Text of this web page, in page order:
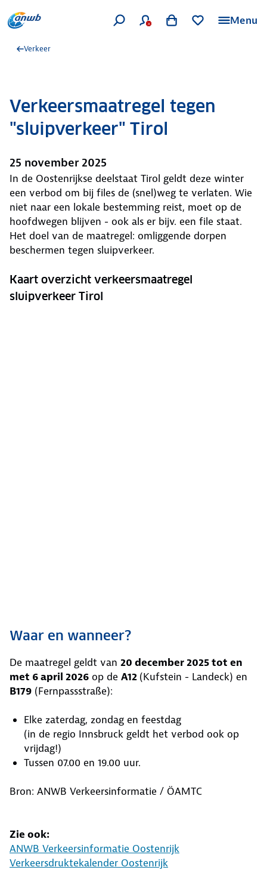
Menu
Verkeer
Verkeersmaatregel tegen
"sluipverkeer" Tirol
25 november 2025
In de Oostenrijkse deelstaat Tirol geldt deze winter
een verbod om bij files de (snel)weg te verlaten. Wie
niet naar een lokale bestemming reist, moet op de
hoofdwegen blijven - ook als er bijv. een file staat.
Het doel van de maatregel: omliggende dorpen
beschermen tegen sluipverkeer.
Kaart overzicht verkeersmaatregel
sluipverkeer Tirol
Waar en wanneer?
De maatregel geldt van 20 december 2025 tot en
met 6 april 2026 op de A12 (Kufstein - Landeck) en
B179 (Fernpassstraße):
Elke zaterdag, zondag en feestdag
(in de regio Innsbruck geldt het verbod ook op
vrijdag!)
Tussen 07.00 en 19.00 uur.
Bron: ANWB Verkeersinformatie / ÖAMTC
Zie ook:
ANWB Verkeersinformatie Oostenrijk
Verkeersdruktekalender Oostenrijk